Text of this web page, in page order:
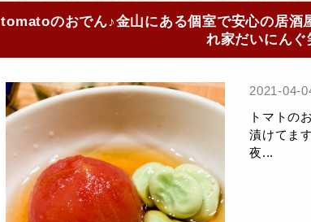
tomatoのおでん♪金山にある個室で安心の居酒
れ家だいにん
2021-04-
トマトの
漬けてま
夜...